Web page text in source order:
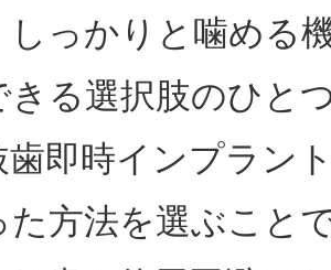
しっかりと噛める
きる選択肢のひと
歯即時インプラン
た方法を選ぶこと